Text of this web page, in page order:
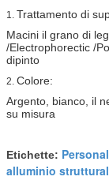
1. Trattamento di
Macini il grano di
/Electrophorectic /
dipinto
2. Colore:
Argento, bianco, il
su misura
Etichette:
alluminio